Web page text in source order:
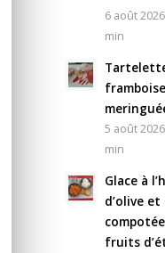
6 août
min
framboise
5 août
min
Glace à
d’olive et
fruits